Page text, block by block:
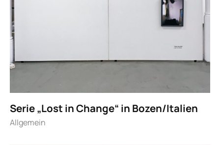
Serie „Lost in Change“ in Bozen/Italien
Allgemein